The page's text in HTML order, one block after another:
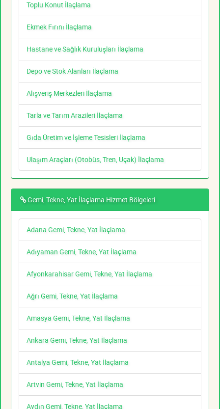
Toplu Konut İlaçlama
Ekmek Fırını İlaçlama
Hastane ve Sağlık Kuruluşları İlaçlama
Depo ve Stok Alanları İlaçlama
Alışveriş Merkezleri İlaçlama
Tarla ve Tarım Arazileri İlaçlama
Gıda Üretim ve İşleme Tesisleri İlaçlama
Ulaşım Araçları (Otobüs, Tren, Uçak) İlaçlama
Gemi, Tekne, Yat İlaçlama Hizmet Bölgeleri
Adana Gemi, Tekne, Yat İlaçlama
Adıyaman Gemi, Tekne, Yat İlaçlama
Afyonkarahisar Gemi, Tekne, Yat İlaçlama
Ağrı Gemi, Tekne, Yat İlaçlama
Amasya Gemi, Tekne, Yat İlaçlama
Ankara Gemi, Tekne, Yat İlaçlama
Antalya Gemi, Tekne, Yat İlaçlama
Artvin Gemi, Tekne, Yat İlaçlama
Aydın Gemi, Tekne, Yat İlaçlama